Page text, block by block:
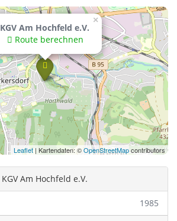
×
KGV Am Hochfeld e.V.
Route berechnen
Leaflet | Kartendaten: ©OpenStreetMapcontributors
KGV Am Hochfeld e.V.
1985